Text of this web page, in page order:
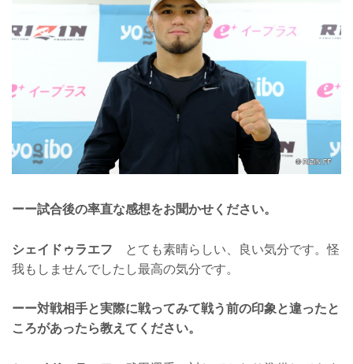
ーー試合後の率直な感想をお聞かせください。
シェイドゥラエフ とても素晴らしい、良い気分です。怪
我もしませんでしたし最高の気分です。
ーー対戦相手と実際に戦ってみて戦う前の印象と違ったと
ころがあったら教えてください。